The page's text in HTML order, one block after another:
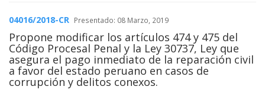
04016/2018-CR Presentado: 08 Marzo, 2019
Propone modificar los artículos 474 y 475 del
Código Procesal Penal y la Ley 30737, Ley que
asegura el pago inmediato de la reparación civil
a favor del estado peruano en casos de
corrupción y delitos conexos.